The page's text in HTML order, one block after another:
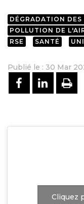
DÉGRADATION DES
POLLUTION DE
RSE
SANTÉ
Publié le : 30 Mar
Cliquez